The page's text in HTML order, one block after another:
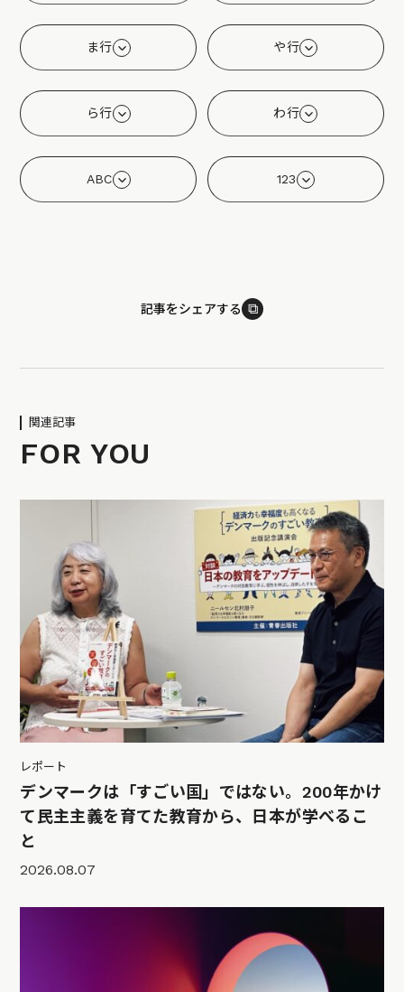
ま行 や行
ら行 わ行
ABC 123
記事をシェアする ⧉
関連記事
FOR YOU
レポート
デンマークは「すごい国」ではない。200年かけ
て民主主義を育てた教育から、日本が学べるこ
と
2026.08.07